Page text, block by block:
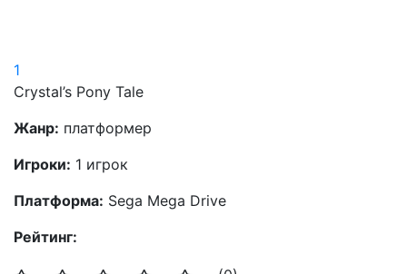
1
Crystal’s Pony Tale
Жанр: платформер
Игроки: 1 игрок
Платформа: Sega Mega Drive
Рейтинг: